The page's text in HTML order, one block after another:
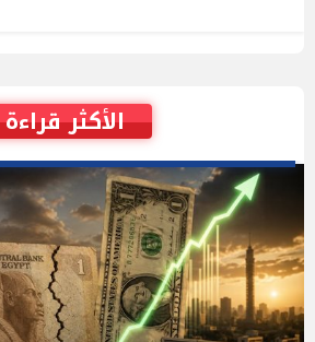
الأكثر قراءة